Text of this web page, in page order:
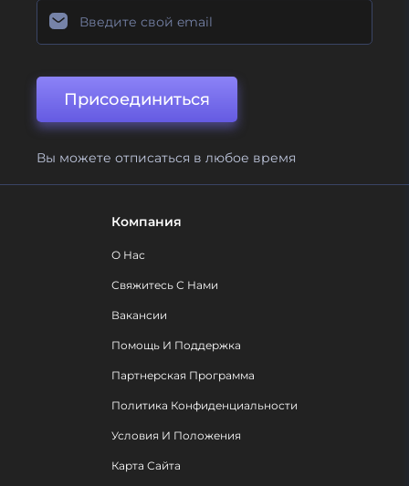
Присоединиться
Вы можете отписаться в любое время
Компания
О Нас
Свяжитесь С Нами
Вакансии
Помощь И Поддержка
Партнерская Программа
Политика Конфиденциальности
Условия И Положения
Карта Сайта